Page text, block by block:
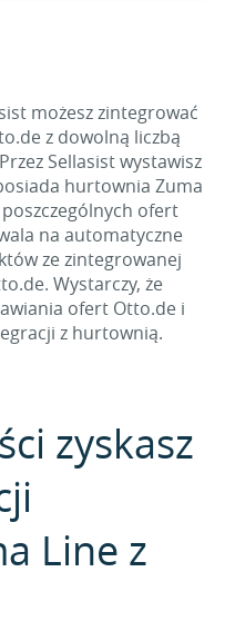
możesz zintegrować
z dowolną liczbą
Sellasist wystawisz
hurtownia Zuma
ofert
na automatyczne
ze zintegrowanej
Wystarczy, że
ofert Otto.de i
z hurtownią.
zyskasz
Line z